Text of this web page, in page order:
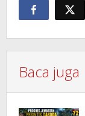
Baca juga